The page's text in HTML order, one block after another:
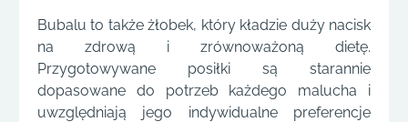
Bubalu to także żłobek, który kładzie duży nacisk
na zdrową i zrównoważoną dietę.
Przygotowywane posiłki są starannie
dopasowane do potrzeb każdego malucha i
uwzględniają jego indywidualne preferencje